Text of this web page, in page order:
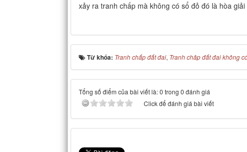
xảy ra tranh chấp mà không có sổ đỏ đó là hòa
Từ khóa: Tranh chấp đất đai, Tranh châp đất đai không
Tổng số điểm của bài viết là: 0 trong 0 đánh giá
Click để đánh giá bài viết